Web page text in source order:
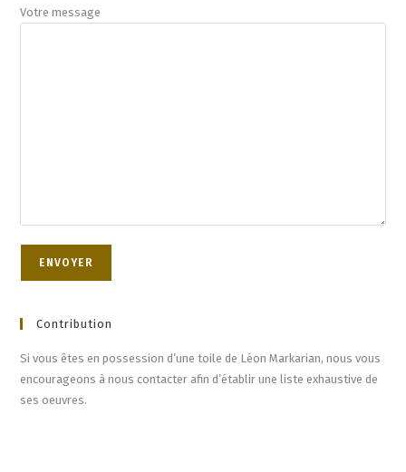
Votre message
Contribution
Si vous êtes en possession d’une toile de Léon Markarian, nous vous
encourageons à nous contacter afin d’établir une liste exhaustive de
ses oeuvres.